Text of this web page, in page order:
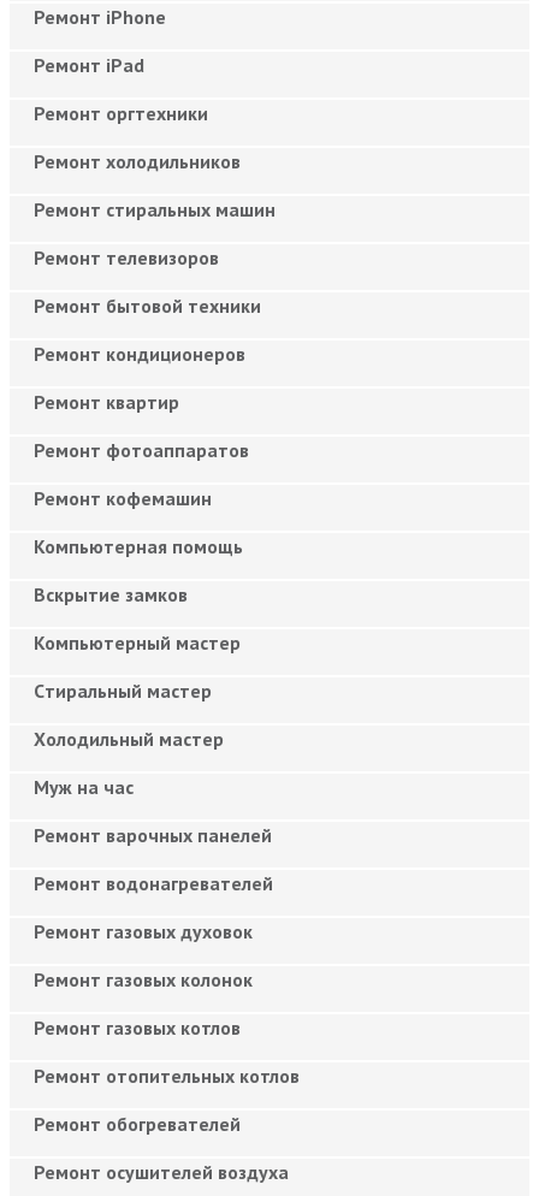
Ремонт iPhone
Ремонт iPad
Ремонт оргтехники
Ремонт холодильников
Ремонт стиральных машин
Ремонт телевизоров
Ремонт бытовой техники
Ремонт кондиционеров
Ремонт квартир
Ремонт фотоаппаратов
Ремонт кофемашин
Компьютерная помощь
Вскрытие замков
Компьютерный мастер
Cтиральный мастер
Холодильный мастер
Муж на час
Ремонт варочных панелей
Ремонт водонагревателей
Ремонт газовых духовок
Ремонт газовых колонок
Ремонт газовых котлов
Ремонт отопительных котлов
Ремонт обогревателей
Ремонт осушителей воздуха